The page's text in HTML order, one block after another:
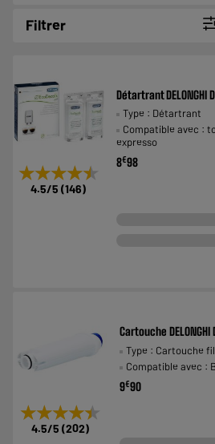
Filtrer
★★★★★
★★★★★
4.5/5 (146)
Détartrant DELONGHI
Type : Détartrant
Compatible avec :
expresso
8€98
★★★★★
★★★★★
4.5/5 (202)
Cartouche DELONGHI
Type : Cartouche
Compatible avec :
9€90